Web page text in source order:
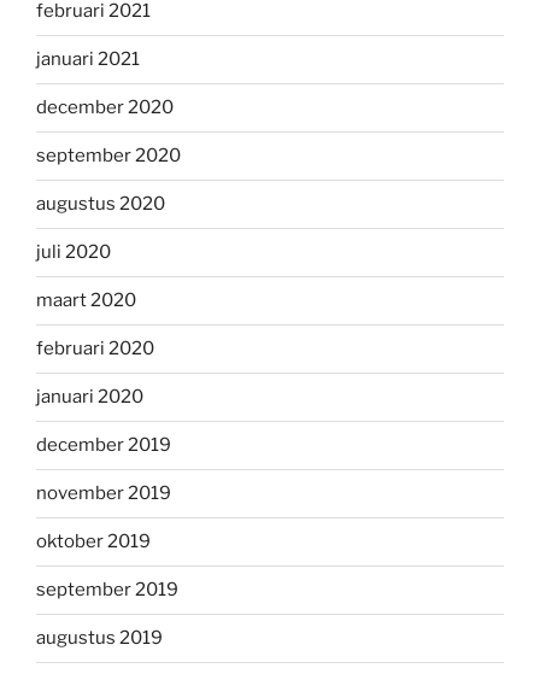
februari 2021
januari 2021
december 2020
september 2020
augustus 2020
juli 2020
maart 2020
februari 2020
januari 2020
december 2019
november 2019
oktober 2019
september 2019
augustus 2019